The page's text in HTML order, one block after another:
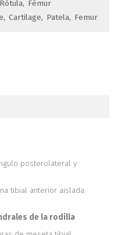
Rótula Fémur
Cartilage Patela Femur
posterolateral y
tibial anterior aislada.
de la rodilla